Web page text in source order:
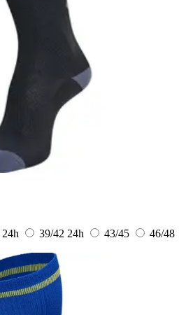
24h 39/42 24h 43/45
46/48